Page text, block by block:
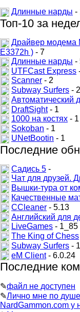
Длинные нарды -
Топ-10 за
Драйвер модема
E3372h ) - 7
Длинные нарды -
UTFCast Express
Scanner - 2
Subway Surfers - 2
Автоматический
DraftSight- 1
1000 на костях - 1
Sokoban - 1
UNetBootin - 1
Последние
Садись 5 -
Чат для друзей.
Вышки-тура от
Качественные
CCleaner - 5.13
Английский для
LiveGames - 1_85
The King of Chess
Subway Surfers -
eM Client- 6.0.24
Последние
✎файл не доступен
✎Лично мне по
NardGammon.com у